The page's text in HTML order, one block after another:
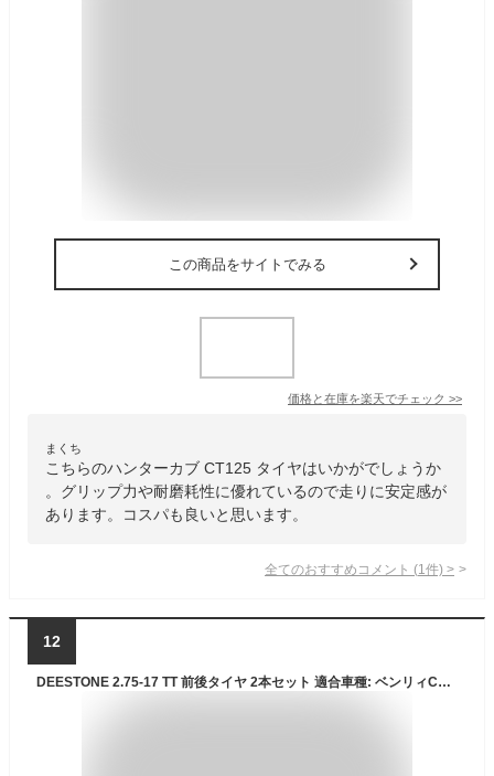
この商品をサイトでみる
価格と在庫を楽天でチェック >>
まくち
こちらのハンターカブ CT125 タイヤはいかがでしょうか
。グリップ力や耐磨耗性に優れているので走りに安定感が
あります。コスパも良いと思います。
全てのおすすめコメント (1 件) >
12
DEESTONE 2.75-17 TT 前後タイヤ 2本セット 適合車種: ベンリィCL50 ( CD50 ), クロスカブ110 ( JA10 ), ハンターカブ CT110 ( JD01 ) ブロックタイヤ フロントタイヤ リ